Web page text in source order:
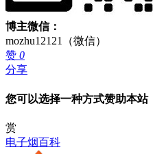
博主微信：
mozhu12121（微信）
赞 0
分享
您可以选择一种方式赞助本站
赏
电子烟百科